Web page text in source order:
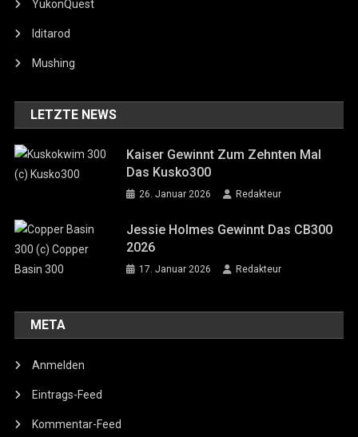
YukonQuest
Iditarod
Mushing
LETZTE NEWS
Kaiser Gewinnt Zum Zehnten Mal
Das Kusko300
26. Januar 2026 Redakteur
Jessie Holmes Gewinnt Das CB300
2026
17. Januar 2026 Redakteur
META
Anmelden
Eintrags-Feed
Kommentar-Feed